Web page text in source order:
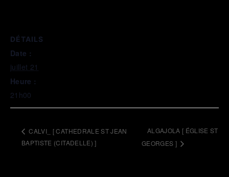
DÉTAILS
Date :
juillet 21
Heure :
21h00
CALVI_ [ CATHEDRALE ST JEAN
BAPTISTE (CITADELLE) ]
ALGAJOLA [ ÉGLISE ST
GEORGES ]